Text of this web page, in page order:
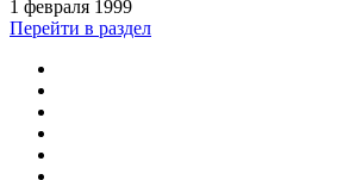
1 февраля 1999
Перейти в раздел